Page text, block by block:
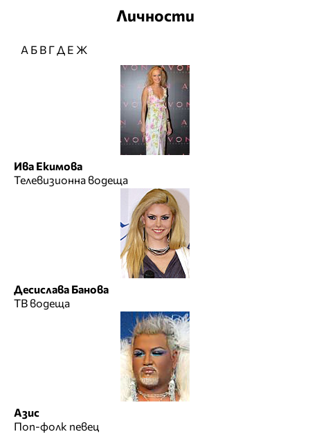
Личности
А Б В ГД Е Ж
Ива Екимова
Телевизионна водеща
Десислава Банова
ТВ водеща
Азис
Поп-фолк певец